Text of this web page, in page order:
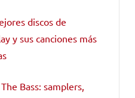
discos de
y sus canciones más
Bass: samplers,